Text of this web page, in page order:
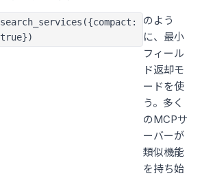
search_services({compact:
true})
のよう
に、最小
フィール
ド返却モ
ードを使
う。多く
のMCPサ
ーバーが
類似機能
を持ち始